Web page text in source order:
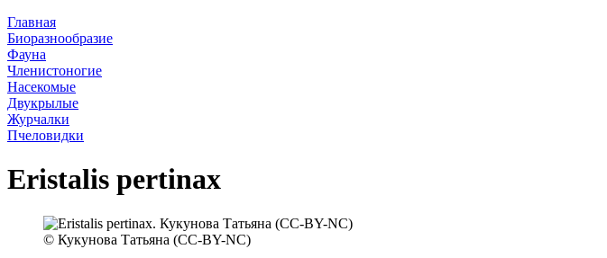
Главная
Биоразнообразие
Фауна
Членистоногие
Насекомые
Двукрылые
Журчалки
Пчеловидки
Eristalis pertinax
© Кукунова Татьяна (CC-BY-NC)